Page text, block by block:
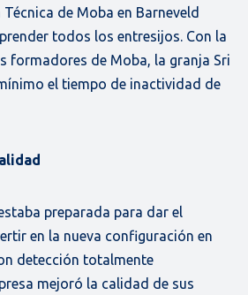
de Moba en Barneveld
todos los entresijos. Con la
formadores de Moba, la granja Sri
el tiempo de inactividad de
preparada para dar el
en la nueva configuración en
detección totalmente
mejoró la calidad de sus